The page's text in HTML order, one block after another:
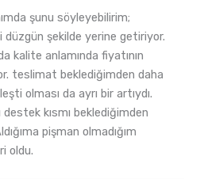
şunu söyleyebilirim;
düzgün şekilde yerine getiriyor.
kalite anlamında fiyatının
teslimat beklediğimden daha
olması da ayrı bir artıydı.
destek kısmı beklediğimden
pişman olmadığım
oldu.